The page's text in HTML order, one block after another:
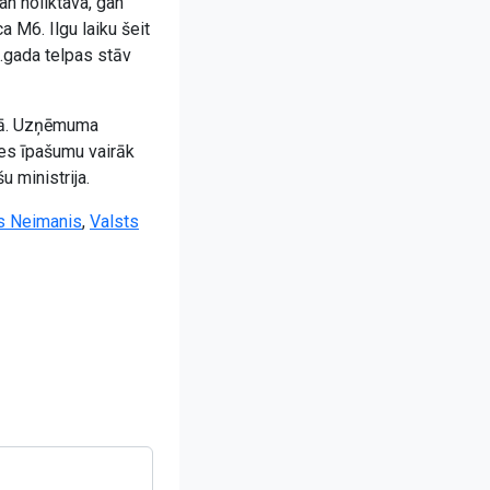
M6. Ilgu laiku šeit
telpas stāv
Uzņēmuma
īpašumu vairāk
ministrija.
Neimanis, Valsts